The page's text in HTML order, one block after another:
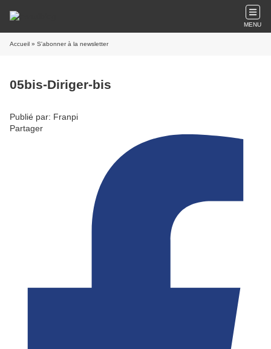
MENU
Accueil » S'abonner à la newsletter
05bis-Diriger-bis
Publié par: Franpi
Partager